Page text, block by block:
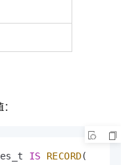
IS RECORD(